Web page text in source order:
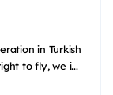
in Turkish
to fly, we i...